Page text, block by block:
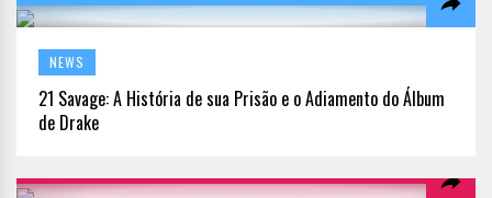
NEWS
21 Savage: A História de sua Prisão e o Adiamento do Álbum
de Drake